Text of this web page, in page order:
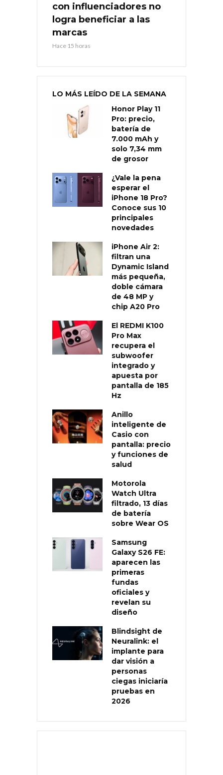
con influenciadores no
logra beneficiar a las
marcas
Hace 15 horas
LO MÁS LEÍDO DE LA SEMANA
Honor Play 11
Pro: precio,
batería de
7.000 mAh y
solo 7,34 mm
de grosor
¿Vale la pena
esperar el
iPhone 18 Pro?
Conoce sus 10
principales
novedades
iPhone Air 2:
filtran una
Dynamic Island
más pequeña,
doble cámara
de 48 MP y
chip A20 Pro
El REDMI K100
Pro Max
recupera el
subwoofer
integrado y
apuesta por
pantalla de 185
Hz
Anillo
inteligente de
Casio con
pantalla: precio
y funciones de
salud
Motorola
Watch Ultra
filtrado, 13 días
de batería
sobre Wear OS
Samsung
Galaxy S26 FE:
aparecen las
primeras
fundas
oficiales y
revelan su
diseño
Blindsight de
Neuralink: el
implante para
dar visión a
personas
ciegas iniciaría
pruebas en
2026